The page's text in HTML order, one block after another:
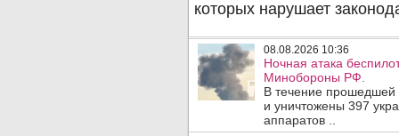
08.08.2026 10:36
Ночная атака
Минобороны РФ.
В течение
и уничтожены 397
аппаратов ..